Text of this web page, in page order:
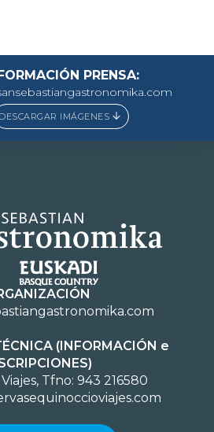
PRENSA:
DESCARGAR IMÁGENES
(INFORMACIÓN e
Tfno: 943 216580